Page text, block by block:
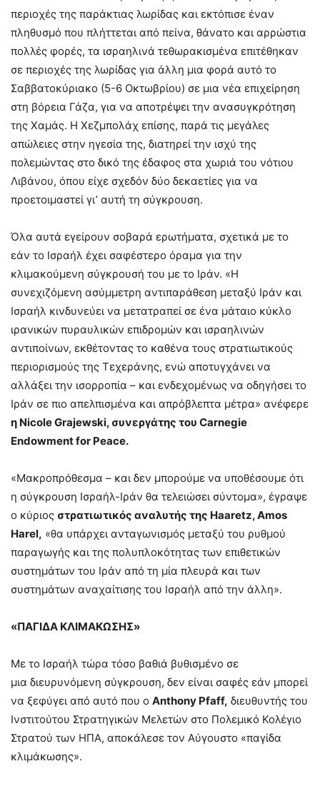
περιοχές της παράκτιας λωρίδας και εκτόπισε έναν
πληθυσμό που πλήττεται από πείνα, θάνατο και αρρώστια
πολλές φορές, τα ισραηλινά τεθωρακισμένα επιτέθηκαν
σε περιοχές της λωρίδας για άλλη μια φορά αυτό το
Σαββατοκύριακο (5-6 Οκτωβρίου) σε μια νέα επιχείρηση
στη βόρεια Γάζα, για να αποτρέψει την ανασυγκρότηση
της Χαμάς. Η Χεζμπολάχ επίσης, παρά τις μεγάλες
απώλειες στην ηγεσία της, διατηρεί την ισχύ της
πολεμώντας στο δικό της έδαφος στα χωριά του νότιου
Λιβάνου, όπου είχε σχεδόν δύο δεκαετίες για να
προετοιμαστεί γι’ αυτή τη σύγκρουση.
Όλα αυτά εγείρουν σοβαρά ερωτήματα, σχετικά με το
εάν το Ισραήλ έχει σαφέστερο όραμα για την
κλιμακούμενη σύγκρουσή του με το Ιράν. «Η
συνεχιζόμενη ασύμμετρη αντιπαράθεση μεταξύ Ιράν και
Ισραήλ κινδυνεύει να μετατραπεί σε ένα μάταιο κύκλο
ιρανικών πυραυλικών επιδρομών και ισραηλινών
αντιποίνων, εκθέτοντας το καθένα τους στρατιωτικούς
περιορισμούς της Τεχεράνης, ενώ αποτυγχάνει να
αλλάξει την ισορροπία – και ενδεχομένως να οδηγήσει το
Ιράν σε πιο απελπισμένα και απρόβλεπτα μέτρα» ανέφερε
η Nicole Grajewski, συνεργάτης του Carnegie
Endowment for Peace.
«Μακροπρόθεσμα – και δεν μπορούμε να υποθέσουμε ότι
η σύγκρουση Ισραήλ-Ιράν θα τελειώσει σύντομα», έγραψε
ο κύριος στρατιωτικός αναλυτής της Haaretz, Amos
Harel, «θα υπάρχει ανταγωνισμός μεταξύ του ρυθμού
παραγωγής και της πολυπλοκότητας των επιθετικών
συστημάτων του Ιράν από τη μία πλευρά και των
συστημάτων αναχαίτισης του Ισραήλ από την άλλη».
«ΠΑΓΙΔΑ ΚΛΙΜΑΚΩΣΗΣ»
Με το Ισραήλ τώρα τόσο βαθιά βυθισμένο σε
μια διευρυνόμενη σύγκρουση, δεν είναι σαφές εάν μπορεί
να ξεφύγει από αυτό που ο Anthony Pfaff, διευθυντής του
Ινστιτούτου Στρατηγικών Μελετών στο Πολεμικό Κολέγιο
Στρατού των ΗΠΑ, αποκάλεσε τον Αύγουστο «παγίδα
κλιμάκωσης».